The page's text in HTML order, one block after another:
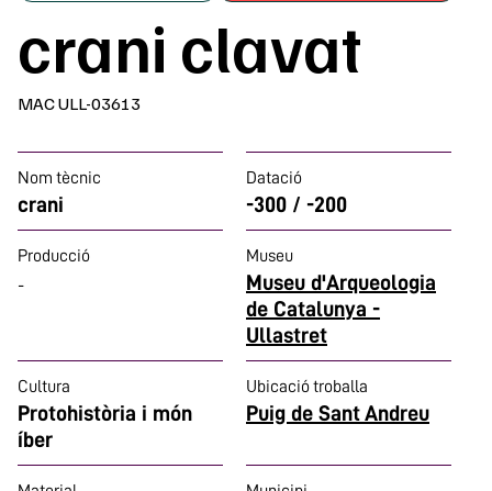
crani clavat
MAC ULL-03613
Nom tècnic
crani
Datació
-300 / -200
Producció
-
Museu
Museu d'Arqueologia
de Catalunya -
Ullastret
Cultura
Protohistòria i món
íber
Ubicació troballa
Puig de Sant Andreu